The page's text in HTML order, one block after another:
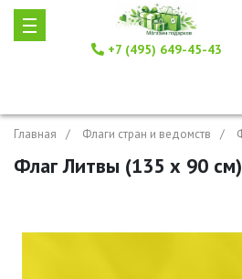
+7 (495) 649-45-43
Главная Флаги стран и ведомств
Флаг Литвы (135 х 90 см)